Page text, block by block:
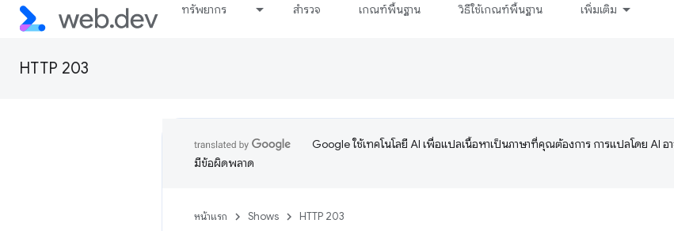
ทรัพยากร สำรวจ เกณฑ์พื้นฐาน วิธีใช้เกณฑ์พื้นฐาน เพิ่มเติม
HTTP 203
Google ใช้เทคโนโลยี AI เพื่อแปลเนื้อหาเป็นภาษาที่คุณต้องการ การแปลโดย AI อ
มีข้อผิดพลาด
หน้าแรก Shows HTTP 203